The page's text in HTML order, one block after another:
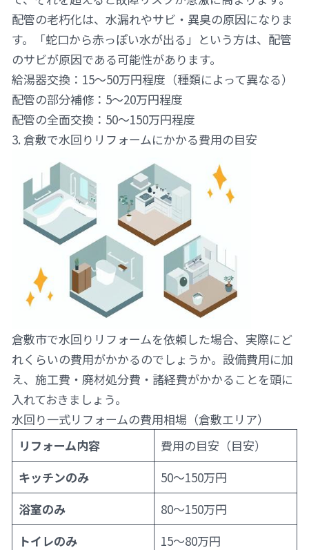
配管の老朽化は、水漏れやサビ・異臭の原因になりま
す。「蛇口から赤っぽい水が出る」という方は、配管
のサビが原因である可能性があります。
給湯器交換：15〜50万円程度（種類によって異なる）
配管の部分補修：5〜20万円程度
配管の全面交換：50〜150万円程度
3. 倉敷で水回りリフォームにかかる費用の目安
倉敷市で水回りリフォームを依頼した場合、実際にど
れくらいの費用がかかるのでしょうか。設備費用に加
え、施工費・廃材処分費・諸経費がかかることを頭に
入れておきましょう。
水回り一式リフォームの費用相場（倉敷エリア）
リフォーム内容
費用の目安（目安）
キッチンのみ
50〜150万円
浴室のみ
80〜150万円
トイレのみ
15〜80万円